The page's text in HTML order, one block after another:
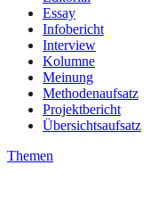
Essay
Infobericht
Interview
Kolumne
Meinung
Methodenaufsatz
Projektbericht
Übersichtsaufsatz
Themen